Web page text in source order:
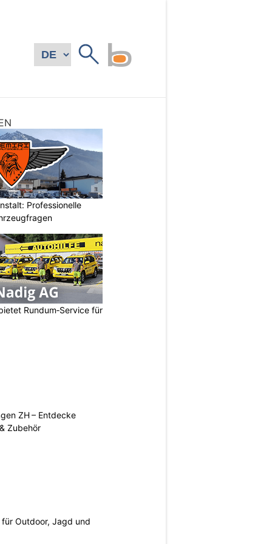
Professionelle
Rundum‑Service für
ZH – Entdecke
Zubehör
Outdoor, Jagd und